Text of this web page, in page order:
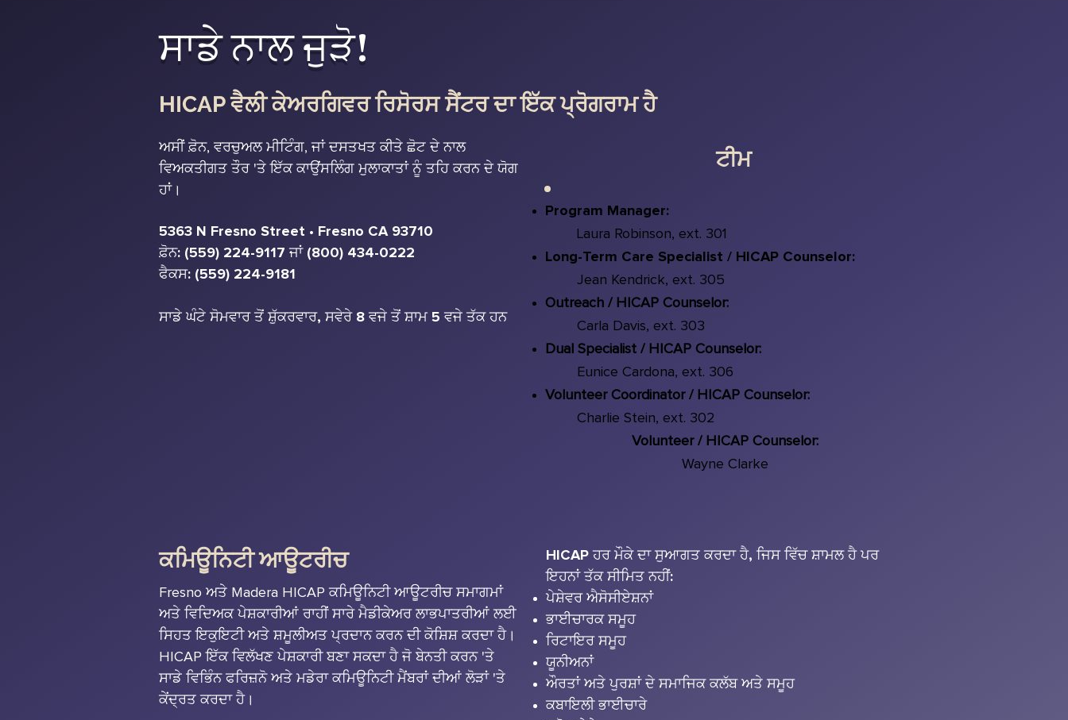
ਸਾਡੇ ਨਾਲ ਜੁੜੋ!
HICAP ਵੈਲੀ ਕੇਅਰਗਿਵਰ ਰਿਸੋਰਸ ਸੈਂਟਰ ਦਾ ਇੱਕ ਪ੍ਰੋਗਰਾਮ ਹੈ
ਅਸੀਂ ਫ਼ੋਨ, ਵਰਚੁਅਲ ਮੀਟਿੰਗ, ਜਾਂ ਦਸਤਖਤ ਕੀਤੇ ਛੋਟ ਦੇ ਨਾਲ
ਵਿਅਕਤੀਗਤ ਤੌਰ 'ਤੇ ਇੱਕ ਕਾਉਂਸਲਿੰਗ ਮੁਲਾਕਾਤਾਂ ਨੂੰ ਤਹਿ ਕਰਨ ਦੇ ਯੋਗ
ਹਾਂ।
5363 N Fresno Street • Fresno CA 93710
ਫ਼ੋਨ: (559) 224-9117 ਜਾਂ (800) 434-0222
ਫੈਕਸ: (559) 224-9181
ਸਾਡੇ ਘੰਟੇ ਸੋਮਵਾਰ ਤੋਂ ਸ਼ੁੱਕਰਵਾਰ, ਸਵੇਰੇ 8 ਵਜੇ ਤੋਂ ਸ਼ਾਮ 5 ਵਜੇ ਤੱਕ ਹਨ
ਟੀਮ
Program Manager:
Laura Robinson, ext. 301
Long-Term Care Specialist / HICAP Counselor:
Jean Kendrick, ext. 305
Outreach / HICAP Counselor:
Carla Davis, ext. 303
Dual Specialist / HICAP Counselor:
Eunice Cardona, ext. 306
Volunteer Coordinator / HICAP Counselor:
Charlie Stein, ext. 302
Volunteer / HICAP Counselor:
Wayne Clarke​
ਕਮਿਊਨਿਟੀ ਆਊਟਰੀਚ
Fresno ਅਤੇ Madera HICAP ਕਮਿਊਨਿਟੀ ਆਊਟਰੀਚ ਸਮਾਗਮਾਂ
ਅਤੇ ਵਿਦਿਅਕ ਪੇਸ਼ਕਾਰੀਆਂ ਰਾਹੀਂ ਸਾਰੇ ਮੈਡੀਕੇਅਰ ਲਾਭਪਾਤਰੀਆਂ ਲਈ
ਸਿਹਤ ਇਕੁਇਟੀ ਅਤੇ ਸ਼ਮੂਲੀਅਤ ਪ੍ਰਦਾਨ ਕਰਨ ਦੀ ਕੋਸ਼ਿਸ਼ ਕਰਦਾ ਹੈ।
HICAP ਇੱਕ ਵਿਲੱਖਣ ਪੇਸ਼ਕਾਰੀ ਬਣਾ ਸਕਦਾ ਹੈ ਜੋ ਬੇਨਤੀ ਕਰਨ 'ਤੇ
ਸਾਡੇ ਵਿਭਿੰਨ ਫਰਿਜ਼ਨੋ ਅਤੇ ਮਡੇਰਾ ਕਮਿਊਨਿਟੀ ਮੈਂਬਰਾਂ ਦੀਆਂ ਲੋੜਾਂ 'ਤੇ
ਕੇਂਦ੍ਰਤ ਕਰਦਾ ਹੈ।
HICAP ਹਰ ਮੌਕੇ ਦਾ ਸੁਆਗਤ ਕਰਦਾ ਹੈ, ਜਿਸ ਵਿੱਚ ਸ਼ਾਮਲ ਹੈ ਪਰ
ਇਹਨਾਂ ਤੱਕ ਸੀਮਿਤ ਨਹੀਂ:
ਪੇਸ਼ੇਵਰ ਐਸੋਸੀਏਸ਼ਨਾਂ
ਭਾਈਚਾਰਕ ਸਮੂਹ
ਰਿਟਾਇਰ ਸਮੂਹ
ਯੂਨੀਅਨਾਂ
ਔਰਤਾਂ ਅਤੇ ਪੁਰਸ਼ਾਂ ਦੇ ਸਮਾਜਿਕ ਕਲੱਬ ਅਤੇ ਸਮੂਹ
ਕਬਾਇਲੀ ਭਾਈਚਾਰੇ